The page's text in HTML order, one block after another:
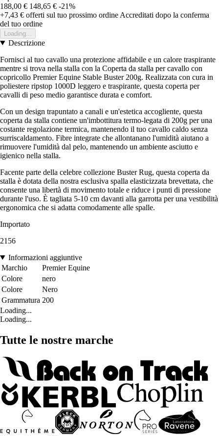
188,00 € 148,65 € -21%
+7,43 € offerti sul tuo prossimo ordine Accreditati dopo la conferma
del tuo ordine
Loading...
Descrizione
Fornisci al tuo cavallo una protezione affidabile e un calore traspirante
mentre si trova nella stalla con la Coperta da stalla per cavallo con
copricollo Premier Equine Stable Buster 200g. Realizzata con cura in
poliestere ripstop 1000D leggero e traspirante, questa coperta per
cavalli di peso medio garantisce durata e comfort.
Con un design trapuntato a canali e un'estetica accogliente, questa
coperta da stalla contiene un'imbottitura termo-legata di 200g per una
costante regolazione termica, mantenendo il tuo cavallo caldo senza
surriscaldamento. Fibre integrate che allontanano l'umidità aiutano a
rimuovere l'umidità dal pelo, mantenendo un ambiente asciutto e
igienico nella stalla.
Facente parte della celebre collezione Buster Rug, questa coperta da
stalla è dotata della nostra esclusiva spalla elasticizzata brevettata, che
consente una libertà di movimento totale e riduce i punti di pressione
durante l'uso. È tagliata 5-10 cm davanti alla garrotta per una vestibilità
ergonomica che si adatta comodamente alle spalle.
Importato
2156
Informazioni aggiuntive
Marchio
Premier Equine
Colore
nero
Colore
Nero
Grammatura 200
Loading...
Loading...
Tutte le nostre marche